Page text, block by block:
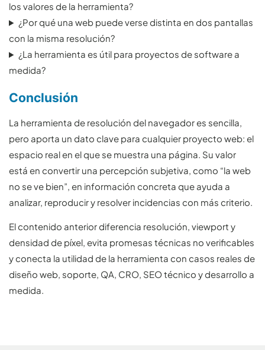
los valores de la herramienta?
¿Por qué una web puede verse distinta en dos pantallas
con la misma resolución?
¿La herramienta es útil para proyectos de software a
medida?
Conclusión
La herramienta de resolución del navegador es sencilla,
pero aporta un dato clave para cualquier proyecto web: el
espacio real en el que se muestra una página. Su valor
está en convertir una percepción subjetiva, como “la web
no se ve bien”, en información concreta que ayuda a
analizar, reproducir y resolver incidencias con más criterio.
El contenido anterior diferencia resolución, viewport y
densidad de píxel, evita promesas técnicas no verificables
y conecta la utilidad de la herramienta con casos reales de
diseño web, soporte, QA, CRO, SEO técnico y desarrollo a
medida.